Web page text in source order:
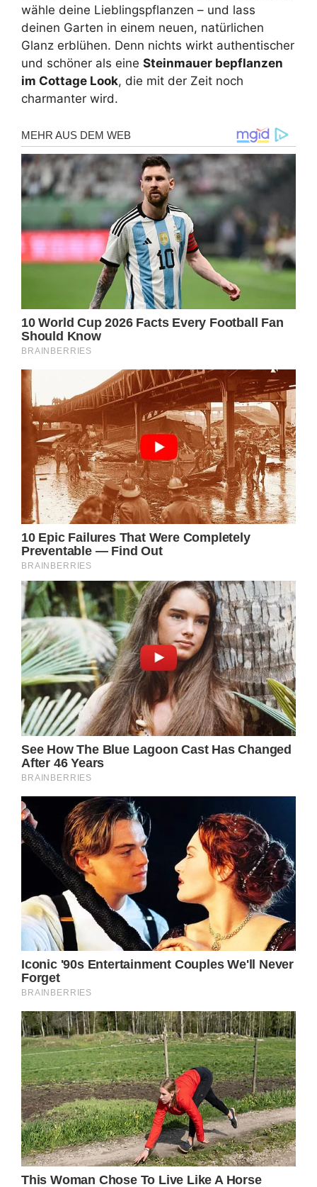
wähle deine Lieblingspflanzen – und lass
deinen Garten in einem neuen, natürlichen
Glanz erblühen. Denn nichts wirkt authentischer
und schöner als eine Steinmauer bepflanzen
im Cottage Look, die mit der Zeit noch
charmanter wird.